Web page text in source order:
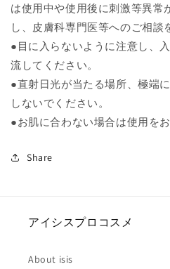
は使用中や使用後に刺激等異常
し、 皮膚科専門医等へのご相談
●目に入らないように注意し、
流してください。
●直射日光が当たる場所、極端
しないでください。
●お肌に合わない場合は使用をお
Share
アイシスプロコスメ
About isis